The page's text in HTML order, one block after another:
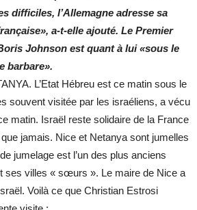
difficiles, l’Allemagne adresse sa
a-t-elle ajouté. Le Premier
Johnson est quant à lui «sous le
barbare».
L’Etat Hébreu est ce matin sous le
souvent visitée par les israéliens, a vécu
matin. Israël reste solidaire de la France
jamais. Nice et Netanya sont jumelles
jumelage est l’un des plus anciens
ses villes « sœurs ». Le maire de Nice a
Voilà ce que Christian Estrosi